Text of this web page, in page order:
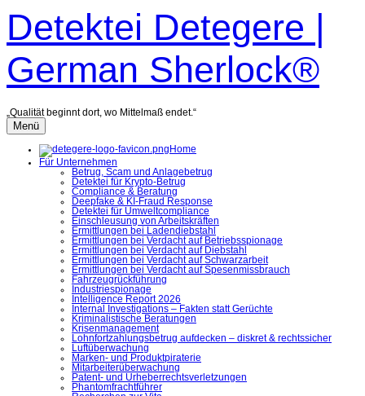
Inhalt
überspringen
Detektei Detegere |
German Sherlock®
„Qualität beginnt dort, wo Mittelmaß endet.“
Menü
Home
Für Unternehmen
Betrug, Scam und Anlagebetrug
Detektei für Krypto-Betrug
Compliance & Beratung
Deepfake & KI-Fraud Response
Detektei für Umweltcompliance
Einschleusung von Arbeitskräften
Ermittlungen bei Ladendiebstahl
Ermittlungen bei Verdacht auf Betriebsspionage
Ermittlungen bei Verdacht auf Diebstahl
Ermittlungen bei Verdacht auf Schwarzarbeit
Ermittlungen bei Verdacht auf Spesenmissbrauch
Fahrzeugrückführung
Industriespionage
Intelligence Report 2026
Internal Investigations – Fakten statt Gerüchte
Kriminalistische Beratungen
Krisenmanagement
Lohnfortzahlungsbetrug aufdecken – diskret & rechtssicher
Luftüberwachung
Marken- und Produktpiraterie
Mitarbeiterüberwachung
Patent- und Urheberrechtsverletzungen
Phantomfrachtführer